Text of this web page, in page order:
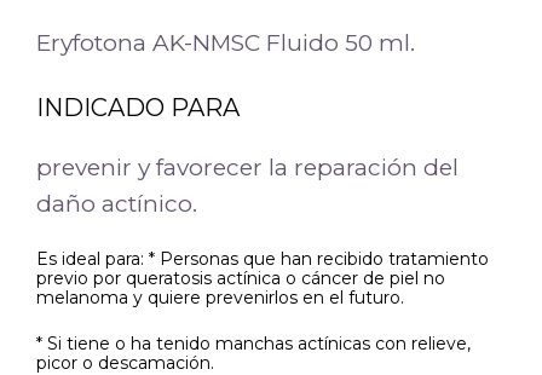
Eryfotona AK-NMSC Fluido 50 ml.
INDICADO PARA
prevenir y favorecer la reparación del
daño actínico.
Es ideal para: * Personas que han recibido tratamiento
previo por queratosis actínica o cáncer de piel no
melanoma y quiere prevenirlos en el futuro.
* Si tiene o ha tenido manchas actínicas con relieve,
picor o descamación.